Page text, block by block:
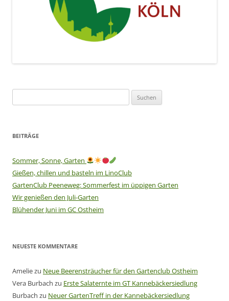
nach:
BEITRÄGE
Sommer, Sonne, Garten
Gießen, chillen und basteln im LinoClub
GartenClub Peeneweg: Sommerfest im üppigen Garten
Wir genießen den Juli-Garten
Blühender Juni im GC Ostheim
NEUESTE KOMMENTARE
Ameliezu Neue Beerensträucher für den Gartenclub Ostheim
Vera Burbach zu Erste Salaternte im GT Kannebäckersiedlung
Burbach zu Neuer GartenTreff in der Kannebäckersiedlung